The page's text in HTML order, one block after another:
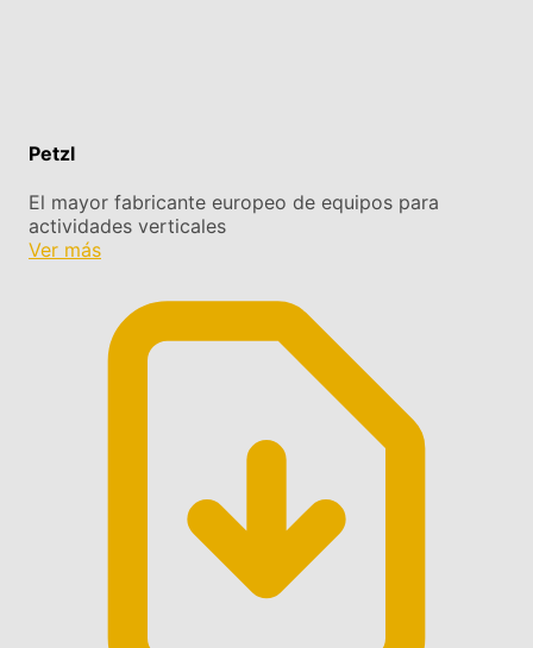
Petzl
El mayor fabricante europeo de equipos para
actividades verticales
Ver más